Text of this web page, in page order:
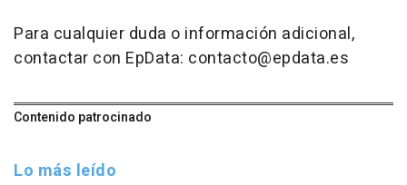
Para cualquier duda o información adicional,
contactar con EpData: contacto@epdata.es
Contenido patrocinado
Lo más leído